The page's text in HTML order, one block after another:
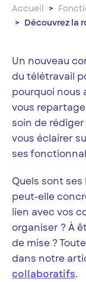
Accueil
Découvrez la
Un nouveau
du télétravail
pourquoi nous
vous
soin de
vous éclairer
ses
Quels sont
peut-elle
lien avec vos
organiser ? À
de mise ?
dans notre
collaboratifs.